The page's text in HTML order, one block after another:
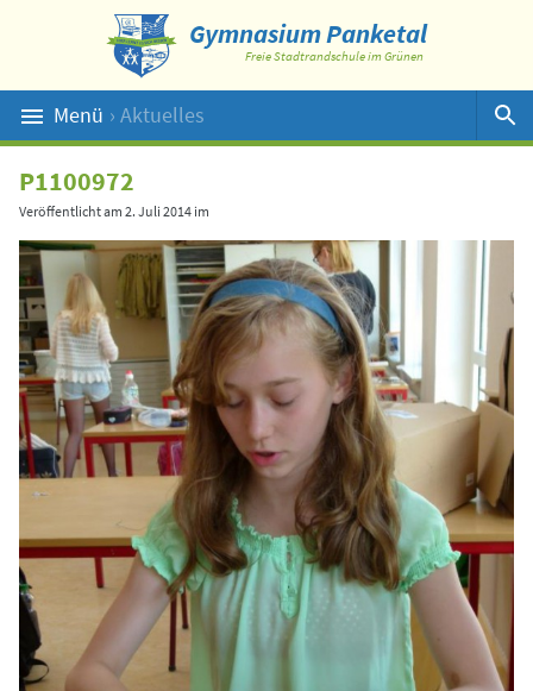
Gymnasium Panketal
Freie Stadtrandschule im Grünen
Menü › Aktuelles
Suche
P1100972
Veröffentlicht am 2. Juli 2014 im